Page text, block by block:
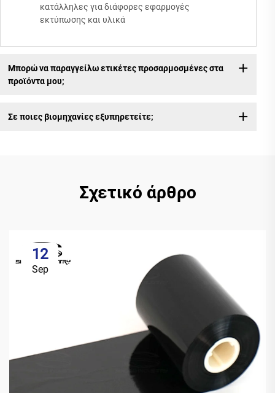
κατάλληλες για διάφορες εφαρμογές
εκτύπωσης και υλικά
Μπορώ να παραγγείλω ετικέτες προσαρμοσμένες στα
προϊόντα μου;
Σε ποιες βιομηχανίες εξυπηρετείτε;
Σχετικό άρθρο
12
Sep